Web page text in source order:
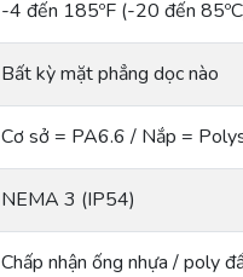
-4 đến 185ºF (-20 đến
Bất kỳ mặt phẳng dọc nào
Cơ sở = PA6.6 / Nắp =
NEMA 3 (IP54)
Chấp nhận ống nhựa / poly